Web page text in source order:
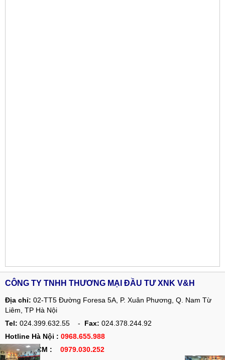
CÔNG TY TNHH THƯƠNG MẠI ĐẦU TƯ XNK V&H
Địa chỉ: 02-TT5 Đường Foresa 5A, P. Xuân Phương, Q. Nam Từ
Liêm, TP Hà Nội
Tel: 024.399.632.55 - Fax: 024.378.244.92
Hotline Hà Nội : 0968.655.988
Hotline HCM :
0979.030.252